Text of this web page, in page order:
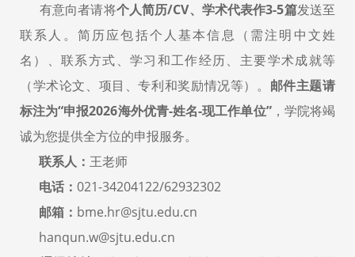
有意向者请将个人简历/CV、学术代表作3-5篇发送至
联系人。简历应包括个人基本信息（需注明中文姓
名）、联系方式、学习和工作经历、主要学术成就等
（学术论文、项目、专利和奖励情况等）。 邮件主题请
标注为“申报2026海外优青-姓名-现工作单位”，学院将竭
诚为您提供全方位的申报服务。
联系人： 王老师
电话： 021-34204122/62932302
邮箱： bme.hr@sjtu.edu.cn
hanqun.w@sjtu.edu.cn